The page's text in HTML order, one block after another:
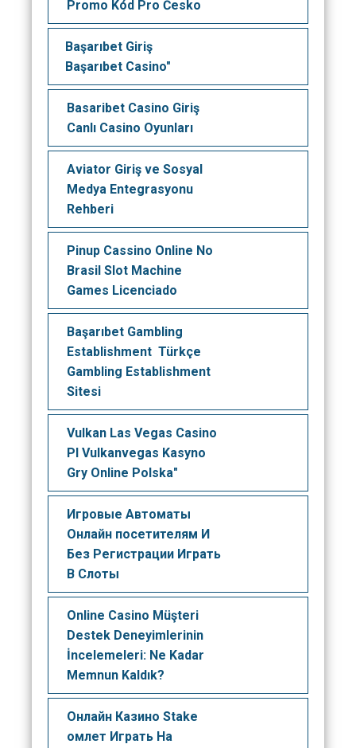
Promo Kód Pro Česko
Başarıbet Giriş
Başarıbet Casino"
Basaribet Casino Giriş
Canlı Casino Oyunları
Aviator Giriş ve Sosyal
Medya Entegrasyonu
Rehberi
Pinup Cassino Online No
Brasil Slot Machine
Games Licenciado
Başarıbet Gambling
Establishment ️ Türkçe
Gambling Establishment
Sitesi
Vulkan Las Vegas Casino
Pl Vulkanvegas Kasyno
Gry Online Polska"
Игровые Автоматы
Онлайн посетителям И
Без Регистрации Играть
В Слоты
Online Casino Müşteri
Destek Deneyimlerinin
İncelemeleri: Ne Kadar
Memnun Kaldık?
Онлайн Казино Stake
омлет Играть На